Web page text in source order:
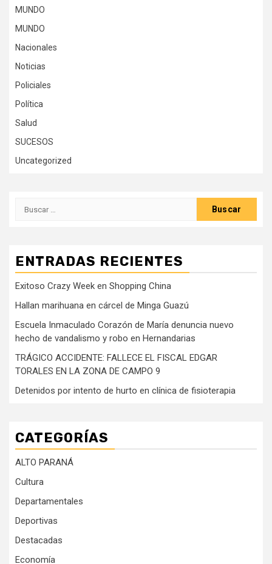
MUNDO
MUNDO
Nacionales
Noticias
Policiales
Política
Salud
SUCESOS
Uncategorized
Buscar:
ENTRADAS RECIENTES
Exitoso Crazy Week en Shopping China
Hallan marihuana en cárcel de Minga Guazú
Escuela Inmaculado Corazón de María denuncia nuevo
hecho de vandalismo y robo en Hernandarias
TRÁGICO ACCIDENTE: FALLECE EL FISCAL EDGAR
TORALES EN LA ZONA DE CAMPO 9
Detenidos por intento de hurto en clínica de fisioterapia
CATEGORÍAS
ALTO PARANÁ
Cultura
Departamentales
Deportivas
Destacadas
Economía